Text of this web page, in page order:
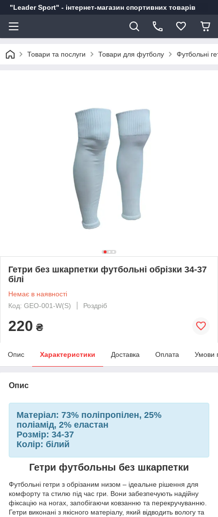
"Leader Sport" - інтернет-магазин спортивних товарів
Товари та послуги Товари для футболу Футбольні
Гетри без шкарпетки футбольні обрізки 34-37
білі
Немає в наявності
Код: GEO-001-W(S)
Роздріб
220 ₴
Опис Характеристики Доставка Оплата Умови
Опис
Матеріал: 73% поліпропілен, 25%
поліамід, 2% еластан
Розмір: 34-37
Колір: білий
Гетри футбольны без шкарпетки
Футбольні гетри з обрізаним низом – ідеальне рішення для
комфорту та стилю під час гри. Вони забезпечують надійну
фіксацію на ногах, запобігаючи ковзанню та перекручуванню.
Гетри виконані з якісного матеріалу, який відводить вологу та